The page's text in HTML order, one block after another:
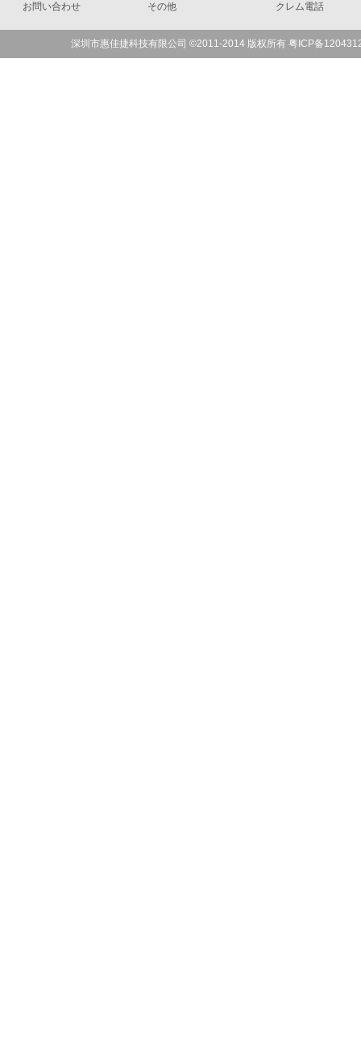
お問い合わせ その他 クレム電話
深圳市惠佳捷科技有限公司 ©2011-2014 版权所有 粤ICP备